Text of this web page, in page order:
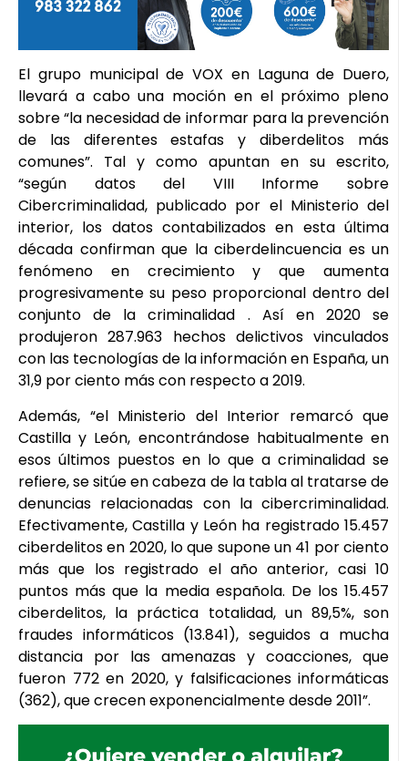
El grupo municipal de VOX en Laguna de Duero,
llevará a cabo una moción en el próximo pleno
sobre “la necesidad de informar para la prevención
de las diferentes estafas y diberdelitos más
comunes”. Tal y como apuntan en su escrito,
“según datos del VIII Informe sobre
Cibercriminalidad, publicado por el Ministerio del
interior, los datos contabilizados en esta última
década confirman que la ciberdelincuencia es un
fenómeno en crecimiento y que aumenta
progresivamente su peso proporcional dentro del
conjunto de la criminalidad . Así en 2020 se
produjeron 287.963 hechos delictivos vinculados
con las tecnologías de la información en España, un
31,9 por ciento más con respecto a 2019.
Además, “el Ministerio del Interior remarcó que
Castilla y León, encontrándose habitualmente en
esos últimos puestos en lo que a criminalidad se
refiere, se sitúe en cabeza de la tabla al tratarse de
denuncias relacionadas con la cibercriminalidad.
Efectivamente, Castilla y León ha registrado 15.457
ciberdelitos en 2020, lo que supone un 41 por ciento
más que los registrado el año anterior, casi 10
puntos más que la media española. De los 15.457
ciberdelitos, la práctica totalidad, un 89,5%, son
fraudes informáticos (13.841), seguidos a mucha
distancia por las amenazas y coacciones, que
fueron 772 en 2020, y falsificaciones informáticas
(362), que crecen exponencialmente desde 2011”.